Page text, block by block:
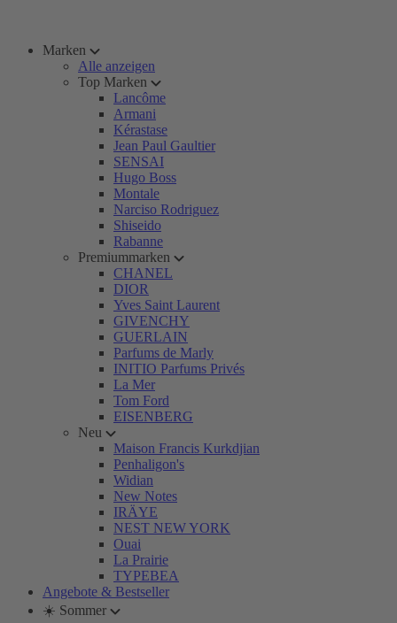
Marken
Alle anzeigen
Top Marken
Lancôme
Armani
Kérastase
Jean Paul Gaultier
SENSAI
Hugo Boss
Montale
Narciso Rodriguez
Shiseido
Rabanne
Premiummarken
CHANEL
DIOR
Yves Saint Laurent
GIVENCHY
GUERLAIN
Parfums de Marly
INITIO Parfums Privés
La Mer
Tom Ford
EISENBERG
Neu
Maison Francis Kurkdjian
Penhaligon's
Widian
New Notes
IRÄYE
NEST NEW YORK
Ouai
La Prairie
TYPEBEA
Angebote & Bestseller
☀️ Sommer